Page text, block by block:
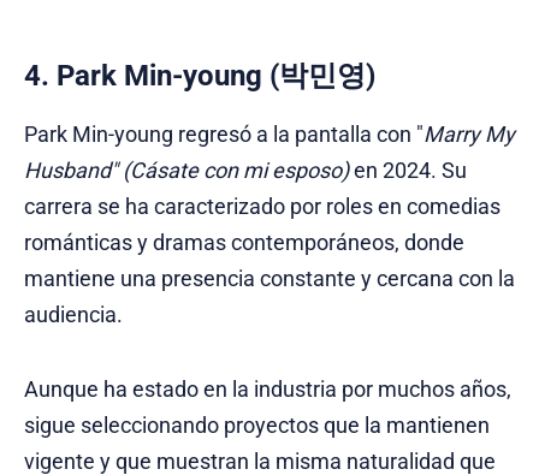
4. Park Min-young (박민영)
Park Min-young regresó a la pantalla con "Marry My
Husband" (Cásate con mi esposo)en 2024. Su
carrera se ha caracterizado por roles en comedias
románticas y dramas contemporáneos, donde
mantiene una presencia constante y cercana con la
audiencia.
Aunque ha estado en la industria por muchos años,
sigue seleccionando proyectos que la mantienen
vigente y que muestran la misma naturalidad que